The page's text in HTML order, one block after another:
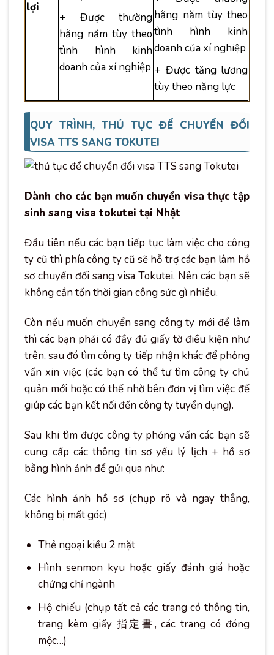
lợi
+ Được thường
hằng năm tùy theo
tình hình kinh
doanh của xí nghiệp
hằng năm tùy theo
tình hình kinh
doanh của xí nghiệp
+ Được tăng lương
tùy theo năng lực
QUY TRÌNH, THỦ TỤC ĐỂ CHUYỂN ĐỔI
VISA TTS SANG TOKUTEI
Dành cho các bạn muốn chuyển visa thực tập
sinh sang visa tokutei tại Nhật
Đầu tiên nếu các bạn tiếp tục làm việc cho công
ty cũ thì phía công ty cũ sẽ hỗ trợ các bạn làm hồ
sơ chuyển đổi sang visa Tokutei. Nên các bạn sẽ
không cần tốn thời gian công sức gì nhiều.
Còn nếu muốn chuyển sang công ty mới để làm
thì các bạn phải có đầy đủ giấy tờ điều kiện như
trên, sau đó tìm công ty tiếp nhận khác để phỏng
vấn xin việc (các bạn có thể tự tìm công ty chủ
quản mới hoặc có thể nhờ bên đơn vị tìm việc để
giúp các bạn kết nối đến công ty tuyển dụng).
Sau khi tìm được công ty phỏng vấn các bạn sẽ
cung cấp các thông tin sơ yếu lý lịch + hồ sơ
bằng hình ảnh để gửi qua như:
Các hình ảnh hồ sơ (chụp rõ và ngay thẳng,
không bị mất góc)
Thẻ ngoại kiều 2 mặt
Hình senmon kyu hoặc giấy đánh giá hoặc
chứng chỉ ngành
Hộ chiếu (chụp tất cả các trang có thông tin,
trang kèm giấy 指定書, các trang có đóng
mộc…)